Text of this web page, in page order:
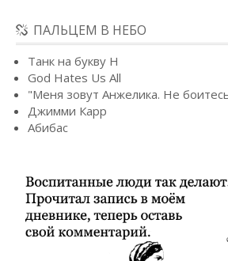
ПАЛЬЦЕМ В НЕБО
Танк на букву Н
God Hates Us All
"Меня зовут Анжелика. Не
Джимми Карр
Абибас